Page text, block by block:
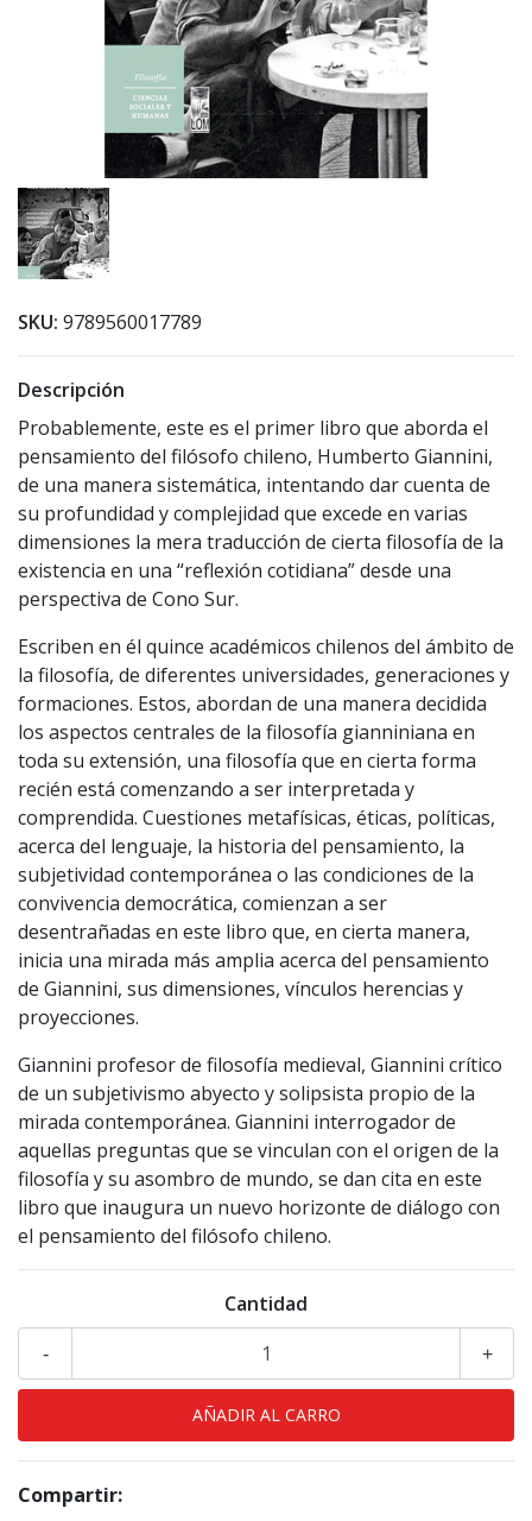
SKU: 9789560017789
Descripción
Probablemente, este es el primer libro que aborda el
pensamiento del filósofo chileno, Humberto Giannini,
de una manera sistemática, intentando dar cuenta de
su profundidad y complejidad que excede en varias
dimensiones la mera traducción de cierta filosofía de la
existencia en una “reflexión cotidiana” desde una
perspectiva de Cono Sur.
Escriben en él quince académicos chilenos del ámbito de
la filosofía, de diferentes universidades, generaciones y
formaciones. Estos, abordan de una manera decidida
los aspectos centrales de la filosofía gianniniana en
toda su extensión, una filosofía que en cierta forma
recién está comenzando a ser interpretada y
comprendida. Cuestiones metafísicas, éticas, políticas,
acerca del lenguaje, la historia del pensamiento, la
subjetividad contemporánea o las condiciones de la
convivencia democrática, comienzan a ser
desentrañadas en este libro que, en cierta manera,
inicia una mirada más amplia acerca del pensamiento
de Giannini, sus dimensiones, vínculos herencias y
proyecciones.
Giannini profesor de filosofía medieval, Giannini crítico
de un subjetivismo abyecto y solipsista propio de la
mirada contemporánea. Giannini interrogador de
aquellas preguntas que se vinculan con el origen de la
filosofía y su asombro de mundo, se dan cita en este
libro que inaugura un nuevo horizonte de diálogo con
el pensamiento del filósofo chileno.
Cantidad
+
-
Compartir: